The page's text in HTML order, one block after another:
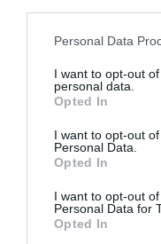
Please note that this
not limited to your visit
grant or deny consent
use your data for
consent section.
Personal Data
I want to opt-out
personal data.
Opted In
I want to opt-out
Personal Data.
Opted In
I want to opt-out
Personal Data for
Opted In
"A Debreceni Egyetem
Centruma örömmel
kormánybiztos levelét,
hogy lezárta vizsgálatát"
és gazdaságtudományi
vizsgálat lezárására.
A centrumelnök
vizsgálata alapján
bocsátott 70 millió
összhangban van és
közleményben foglaltakat.